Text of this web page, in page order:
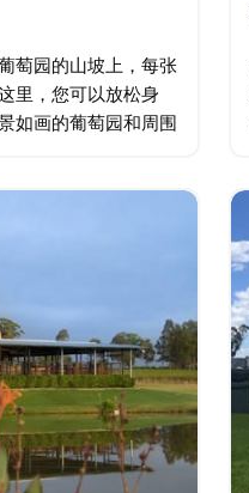
萄园的山坡上，每张
里，您可以放松身
如画的葡萄园和周围